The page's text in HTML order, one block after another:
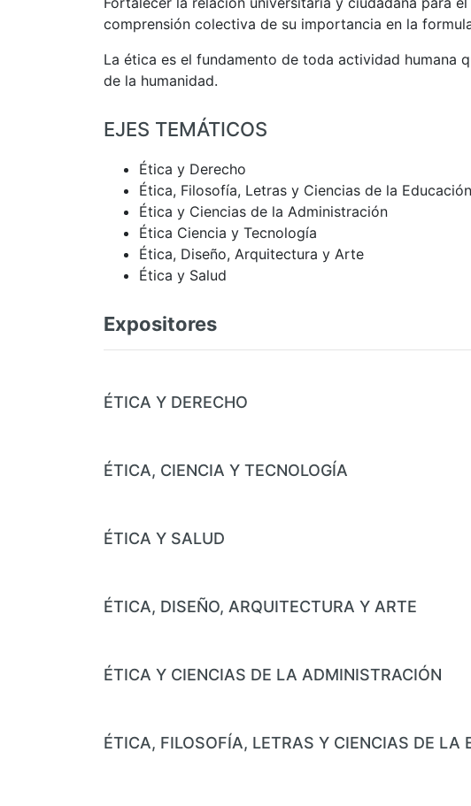
comprensión colectiva de su importancia en la
La ética es el fundamento de toda actividad humana
de la humanidad.
EJES TEMÁTICOS
Ética y Derecho
Ética, Filosofía, Letras y Ciencias de la Educación
Ética y Ciencias de la Administración
Ética Ciencia y Tecnología
Ética, Diseño, Arquitectura y Arte
Ética y Salud
Expositores
ÉTICA Y DERECHO
ÉTICA, CIENCIA Y TECNOLOGÍA
ÉTICA Y SALUD
ÉTICA, DISEÑO, ARQUITECTURA Y ARTE
ÉTICA Y CIENCIAS DE LA ADMINISTRACIÓN
ÉTICA, FILOSOFÍA, LETRAS Y CIENCIAS DE LA